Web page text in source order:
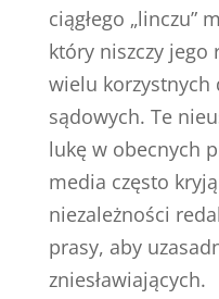
ciągłego „linczu”
który niszczy
wielu korzystnych
sądowych. Te
lukę w obecnych
media często
niezależności
prasy, aby
zniesławiających.